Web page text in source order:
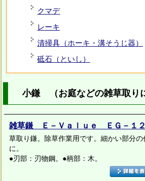
クマデ
レーキ
清掃具（ホーキ・溝そうじ器）
砥石（といし）
小鎌 （お庭などの雑草取り
雑草鎌 Ｅ－Ｖａｌｕｅ ＥＧ－１
草取り鎌。除草作業用です。細かい部分の
に。
●刃部：刃物鋼。●柄部：木。